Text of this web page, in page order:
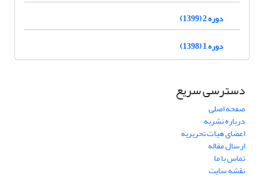
دوره 2 (1399)
دوره 1 (1398)
دسترسی سریع
صفحه اصلی
درباره نشریه
اعضای هیات تحریریه
ارسال مقاله
تماس با ما
نقشه سایت